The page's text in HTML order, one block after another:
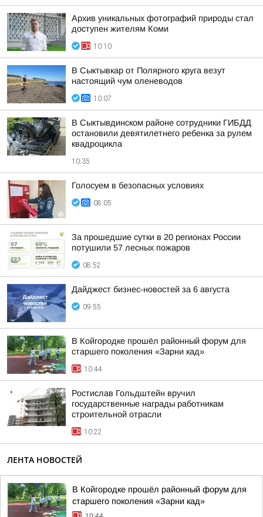
Архив уникальных фотографий природы стал
доступен жителям Коми
10:10
В Сыктывкар от Полярного круга везут
настоящий чум оленеводов
10:07
В Сыктывдинском районе сотрудники ГИБДД
остановили девятилетнего ребенка за рулем
квадроцикла
10:35
Голосуем в безопасных условиях
08:05
За прошедшие сутки в 20 регионах России
потушили 57 лесных пожаров
08:52
Дайджест бизнес-новостей за 6 августа
09:55
В Койгородке прошёл районный форум для
старшего поколения «Зарни кад»
10:44
Ростислав Гольдштейн вручил
государственные награды работникам
строительной отрасли
10:22
ЛЕНТА НОВОСТЕЙ
В Койгородке прошёл районный форум для
старшего поколения «Зарни кад»